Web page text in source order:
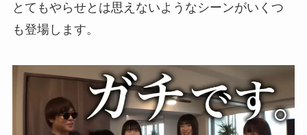
とてもやらせとは思えないようなシーンがいくつ
も登場します。